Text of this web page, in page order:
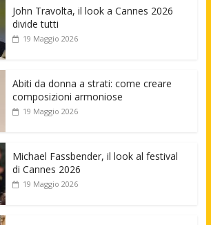
John Travolta, il look a Cannes 2026
divide tutti
19 Maggio 2026
Abiti da donna a strati: come creare
composizioni armoniose
19 Maggio 2026
Michael Fassbender, il look al festival
di Cannes 2026
19 Maggio 2026